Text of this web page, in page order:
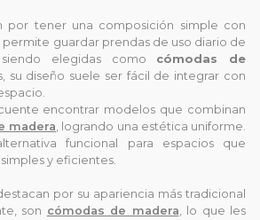
por tener una composición simple con
permite guardar prendas de uso diario de
elegidas como cómodas de
su diseño suele ser fácil de integrar con
encontrar modelos que combinan
madera, logrando una estética uniforme.
funcional para espacios que
y eficientes.
por su apariencia más tradicional
son cómodas de madera, lo que les